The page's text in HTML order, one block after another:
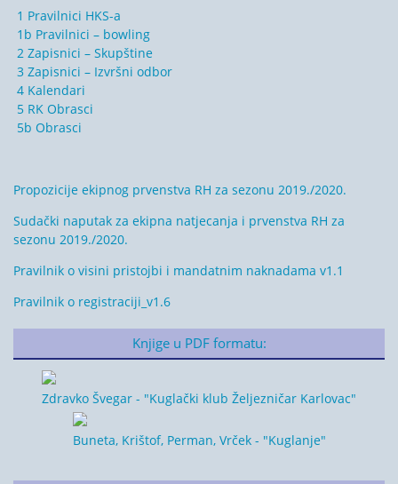
1 Pravilnici HKS-a
1b Pravilnici – bowling
2 Zapisnici – Skupštine
3 Zapisnici – Izvršni odbor
4 Kalendari
5 RK Obrasci
5b Obrasci
Propozicije ekipnog prvenstva RH za sezonu 2019./2020.
Sudački naputak za ekipna natjecanja i prvenstva RH za
sezonu 2019./2020.
Pravilnik o visini pristojbi i mandatnim naknadama v1.1
Pravilnik o registraciji_v1.6
Knjige u PDF formatu:
Zdravko Švegar - "Kuglački klub Željezničar Karlovac"
Buneta, Krištof, Perman, Vrček - "Kuglanje"